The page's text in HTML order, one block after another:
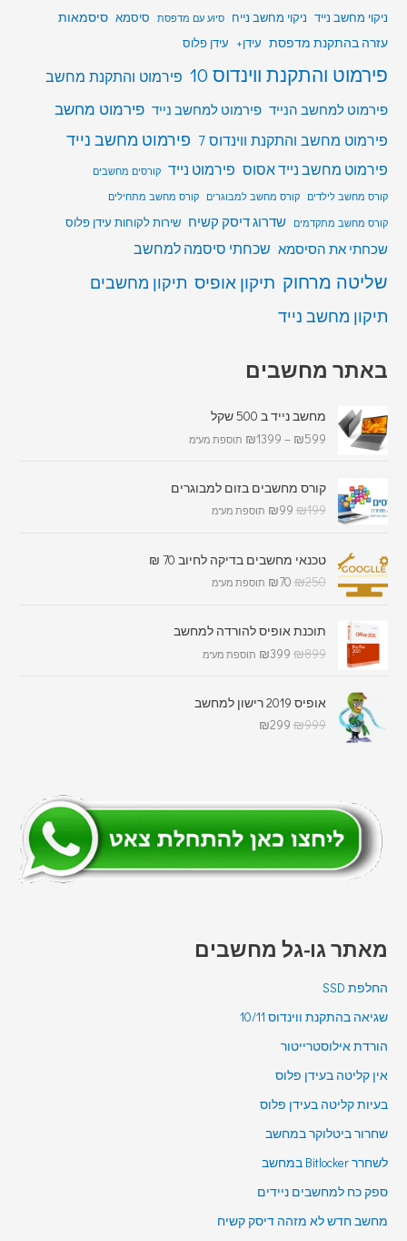
ניקוי מחשב נייד ניקוי מחשב נייח סיוע עם מדפסת סיסמא סיסמאות
עזרה בהתקנת מדפסת עידן+ עידן פלוס
פירמוט והתקנת ווינדוס 10 פירמוט והתקנת מחשב
פירמוט למחשב הנייד פירמוט למחשב נייד פירמוט מחשב
פירמוט מחשב והתקנת ווינדוס 7
פירמוט מחשב נייד
פירמוט מחשב נייד אסוס פירמוט נייד קורסים מחשבים
קורס מחשב לילדים
קורס מחשב למבוגרים
קורס מחשב מתחילים
קורס מחשב מתקדמים
שדרוג דיסק קשיח שירות לקוחות עידן פלוס
שכחתי את הסיסמא שכחתי סיסמה למחשב
שליטה מרחוק תיקון אופיס תיקון מחשבים
תיקון מחשב נייד
באתר מחשבים
מחשב נייד ב 500 שקל
₪599
–
₪1399 תוספת מע"מ
קורס מחשבים בזום למבוגרים
₪199
₪99 תוספת מע"מ
טכנאי מחשבים בדיקה לחיוב 70 ₪
₪250
₪70 תוספת מע"מ
תוכנת אופיס להורדה למחשב
₪899
₪399 תוספת מע"מ
אופיס 2019 רישון למחשב
₪999
₪299
מאתר גו-גל מחשבים
החלפת SSD
שגיאה בהתקנת ווינדוס 10/11
הורדת אילוסטרייטור
אין קליטה בעידן פלוס
בעיות קליטה בעידן פלוס
שחרור ביטלוקר במחשב
לשחרר Bitlocker במחשב
ספק כח למחשבים ניידים
מחשב חדש לא מזהה דיסק קשיח